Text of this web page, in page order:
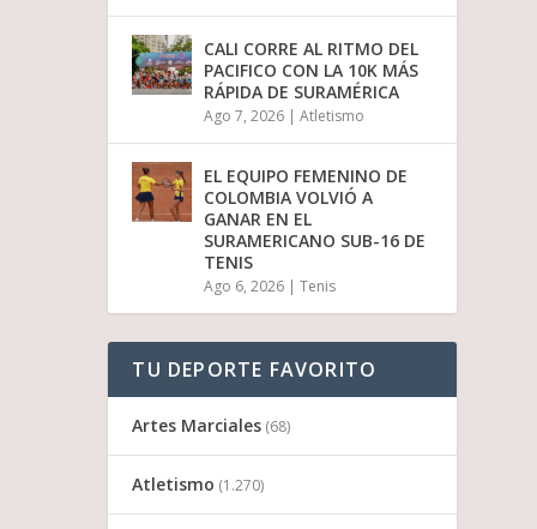
CALI CORRE AL RITMO DEL
PACIFICO CON LA 10K MÁS
RÁPIDA DE SURAMÉRICA
Ago 7, 2026 |Atletismo
EL EQUIPO FEMENINO DE
COLOMBIA VOLVIÓ A
GANAR EN EL
SURAMERICANO SUB-16 DE
TENIS
Ago 6, 2026 |Tenis
TU DEPORTE FAVORITO
Artes Marciales (68)
Atletismo (1.270)